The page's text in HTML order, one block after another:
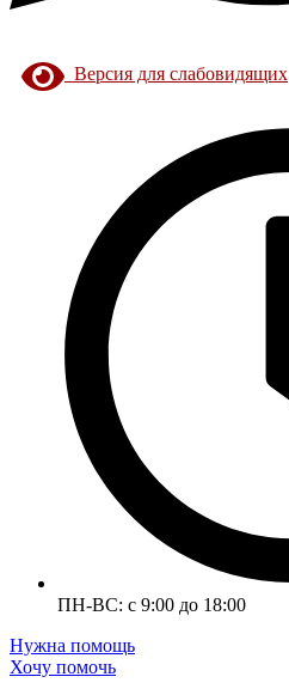
Версия для слабовидящих
ПН-ВС: с 9:00 до 18:00
Нужна помощь
Хочу помочь